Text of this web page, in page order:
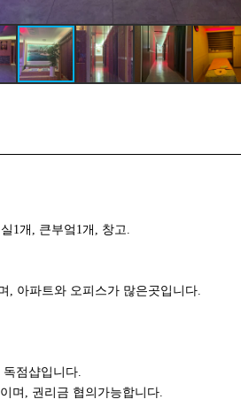
1개, 큰부엌1개, 창고.
, 아파트와 오피스가 많은곳입니다.
점샵입니다.
며, 권리금 협의가능합니다.